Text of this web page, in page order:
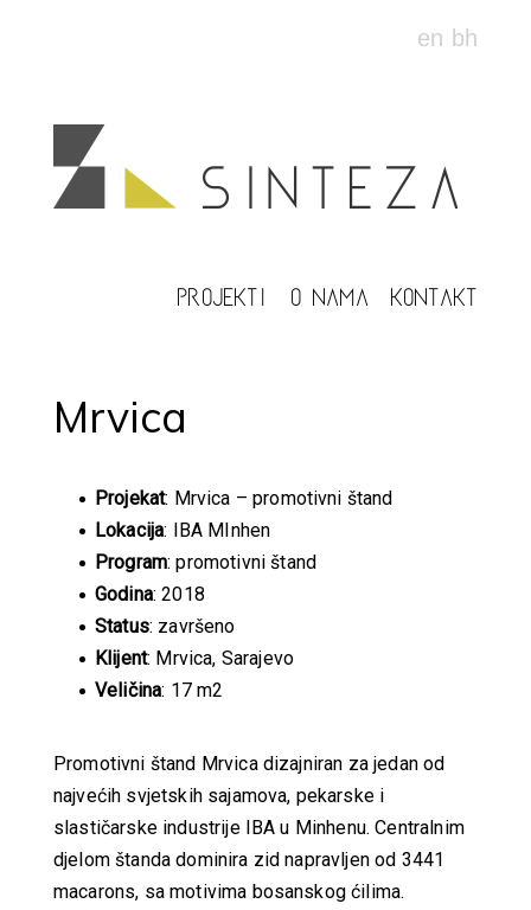
en bh
PROJEKTI O NAMA KONTAKT
Mrvica
Projekat: Mrvica – promotivni štand
Lokacija: IBA MInhen
Program: promotivni štand
Godina: 2018
Status: završeno
Klijent: Mrvica, Sarajevo
Veličina: 17 m2
Promotivni štand Mrvica dizajniran za jedan od
najvećih svjetskih sajamova, pekarske i
slastičarske industrije IBA u Minhenu. Centralnim
djelom štanda dominira zid napravljen od 3441
macarons, sa motivima bosanskog ćilima.